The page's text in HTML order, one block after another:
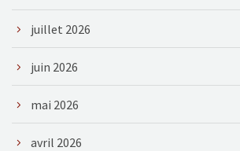
juillet 2026
juin 2026
mai 2026
avril 2026